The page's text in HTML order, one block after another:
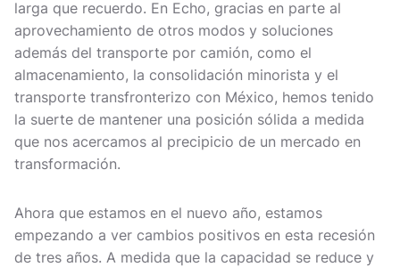
larga que recuerdo. En Echo, gracias en parte al
aprovechamiento de otros modos y soluciones
además del transporte por camión, como el
almacenamiento, la consolidación minorista y el
transporte transfronterizo con México, hemos tenido
la suerte de mantener una posición sólida a medida
que nos acercamos al precipicio de un mercado en
transformación.
Ahora que estamos en el nuevo año, estamos
empezando a ver cambios positivos en esta recesión
de tres años. A medida que la capacidad se reduce y